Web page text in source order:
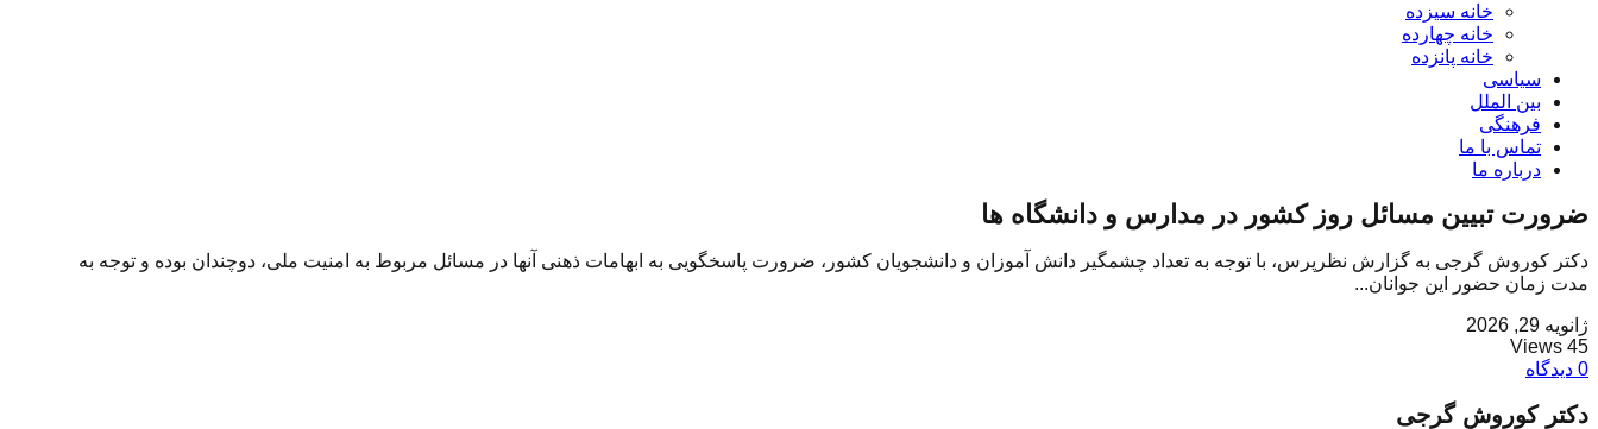
خانه سیزده
خانه چهارده
خانه پانزده
سیاسی
بین الملل
فرهنگی
تماس با ما
درباره ما
ضرورت تبیین مسائل روز کشور در مدارس و دانشگاه ها
دکتر کوروش گرجی به گزارش نظرپرس، با توجه به تعداد چشمگیر دانش آموزان و دانشجویان کشور، ضرورت پاسخگویی به ابهامات ذهنی آنها در مسائل مربوط به امنیت ملی، دوچندان بوده و توجه به
مدت زمان حضور این جوانان...
ژانویه 29, 2026
45 Views
0 دیدگاه
دکتر کوروش گرجی